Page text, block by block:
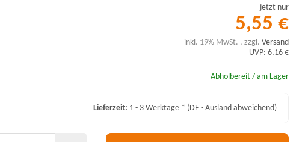
jetzt nur
5,55 €
inkl. 19% MwSt. , zzgl. Versand
UVP: 6,16 €
Abholbereit / am Lager
Lieferzeit: 1 - 3 Werktage * (DE - Ausland abweichend)